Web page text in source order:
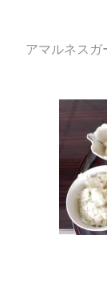
アマルネスガ